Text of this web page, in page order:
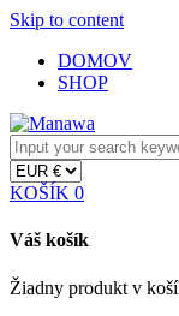
Skip to content
DOMOV
SHOP
KOŠÍK 0
Váš košík
Žiadny produkt v